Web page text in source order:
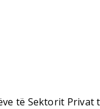
të Sektorit Privat